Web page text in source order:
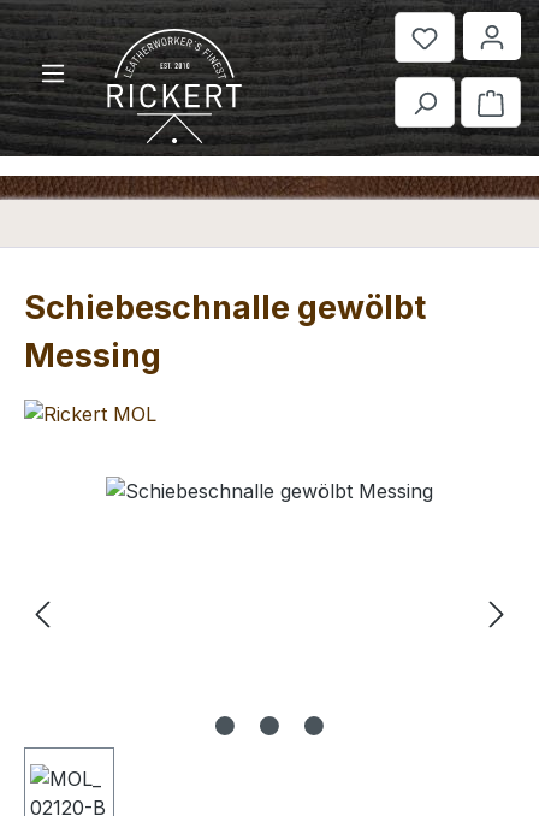
Zum Hauptinhalt springen
Schiebeschnalle gewölbt
Messing
Bildergalerie überspringen